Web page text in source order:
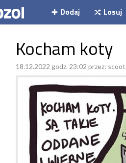
Dodaj Losuj
Kocham koty
18.12.2022 godz. 23:02 przez: